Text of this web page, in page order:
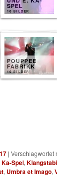
SPEL
10 BILDER
POUPPEE
FABRIKK
10 BILDER
|Verschlagwortet
Spel,
, Umbra et Imago,